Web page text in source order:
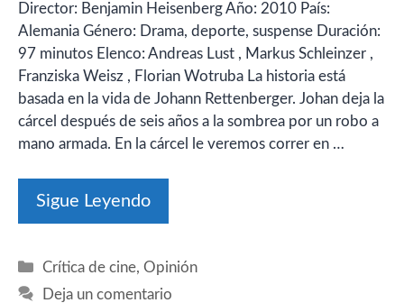
Director: Benjamin Heisenberg Año: 2010 País:
Alemania Género: Drama, deporte, suspense Duración:
97 minutos Elenco: Andreas Lust , Markus Schleinzer ,
Franziska Weisz , Florian Wotruba La historia está
basada en la vida de Johann Rettenberger. Johan deja la
cárcel después de seis años a la sombrea por un robo a
mano armada. En la cárcel le veremos correr en …
Sigue Leyendo
Categorías
Crítica de cine,Opinión
Deja un comentario